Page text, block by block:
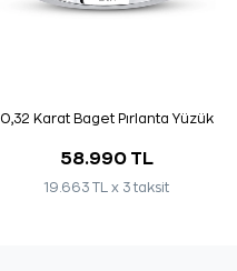
0,32 Karat Baget Pırlanta Yüzük
58.990 TL
19.663 TL x 3 taksit